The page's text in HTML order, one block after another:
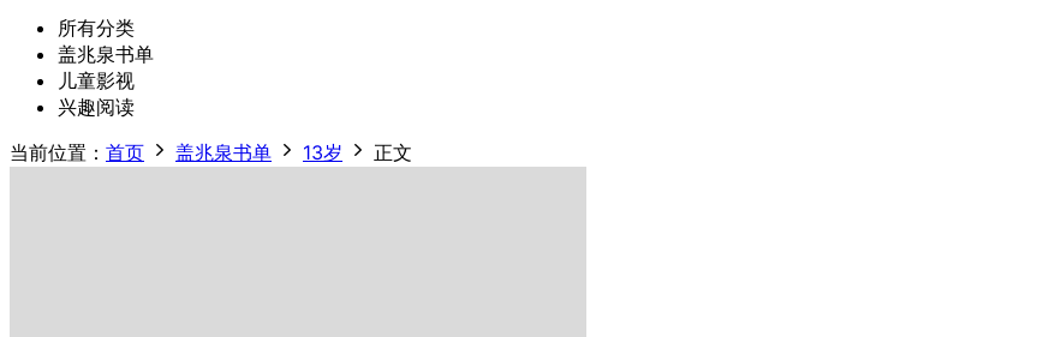
所有分类
盖兆泉书单
儿童影视
兴趣阅读
当前位置： 首页 盖兆泉书单 13岁 正文